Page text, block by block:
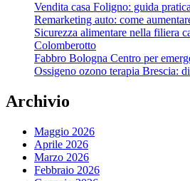
Vendita casa Foligno: guida
Remarketing auto: come
Sicurezza alimentare nella filiera
Colomberotto
Fabbro Bologna Centro per
Ossigeno ozono terapia Brescia:
Archivio
Maggio 2026
Aprile 2026
Marzo 2026
Febbraio 2026